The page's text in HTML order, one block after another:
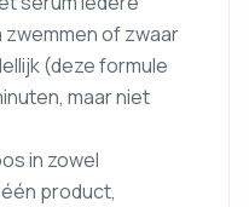
zwemmen of zwaar
(deze formule
maar niet
in zowel
product,